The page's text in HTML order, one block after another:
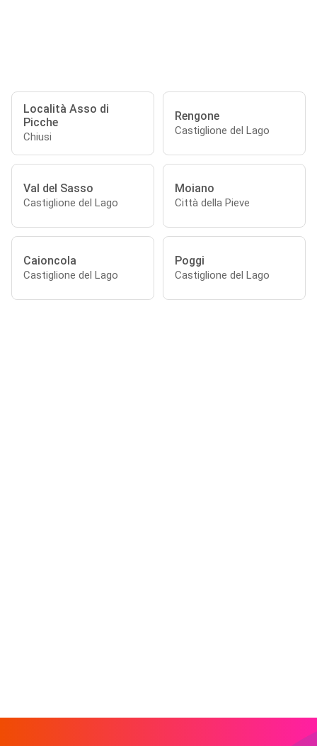
Località Asso di
Picche
Chiusi
Rengone
Castiglione del Lago
Val del Sasso
Castiglione del Lago
Moiano
Città della Pieve
Caioncola
Castiglione del Lago
Poggi
Castiglione del Lago